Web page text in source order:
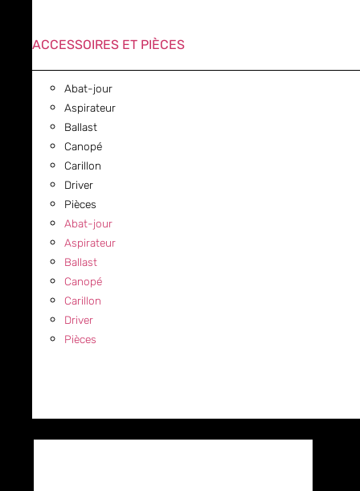
ACCESSOIRES ET PIÈCES
Abat-jour
Aspirateur
Ballast
Canopé
Carillon
Driver
Pièces
Abat-jour
Aspirateur
Ballast
Canopé
Carillon
Driver
Pièces